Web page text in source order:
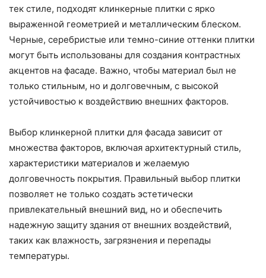
тек стиле, подходят клинкерные плитки с ярко
выраженной геометрией и металлическим блеском.
Черные, серебристые или темно-синие оттенки плитки
могут быть использованы для создания контрастных
акцентов на фасаде. Важно, чтобы материал был не
только стильным, но и долговечным, с высокой
устойчивостью к воздействию внешних факторов.
Выбор клинкерной плитки для фасада зависит от
множества факторов, включая архитектурный стиль,
характеристики материалов и желаемую
долговечность покрытия. Правильный выбор плитки
позволяет не только создать эстетически
привлекательный внешний вид, но и обеспечить
надежную защиту здания от внешних воздействий,
таких как влажность, загрязнения и перепады
температуры.